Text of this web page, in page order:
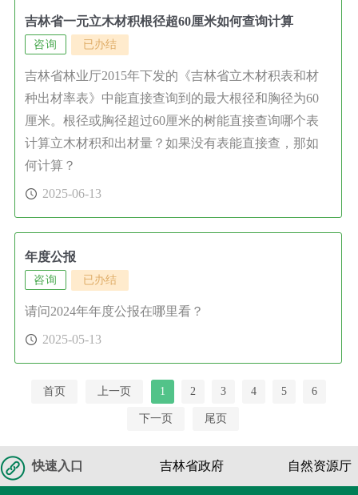
吉林省一元立木材积根径超60厘米如何查询计算
咨询 已办结
吉林省林业厅2015年下发的《吉林省立木材积表和材
种出材率表》中能直接查询到的最大根径和胸径为60
厘米。根径或胸径超过60厘米的树能直接查询哪个表
计算立木材积和出材量？如果没有表能直接查，那如
何计算？
2025-06-13
年度公报
咨询 已办结
请问2024年年度公报在哪里看？
2025-05-13
首页 上一页 1 2 3 4 5 6
下一页 尾页
快速入口 吉林省政府 自然资源厅